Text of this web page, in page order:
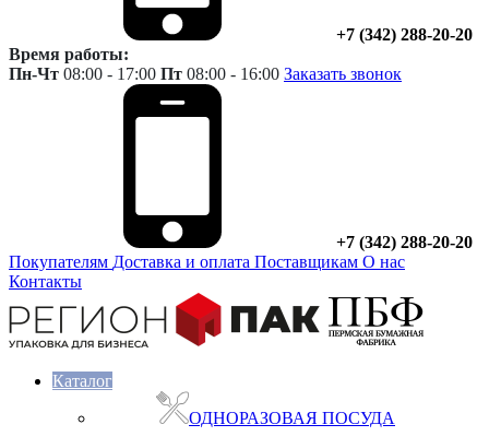
+7 (342) 288-20-20
Время работы:
Пн-Чт 08:00 - 17:00 Пт 08:00 - 16:00 Заказать звонок
+7 (342) 288-20-20
Покупателям Доставка и оплата Поставщикам О нас
Контакты
Каталог
ОДНОРАЗОВАЯ ПОСУДА